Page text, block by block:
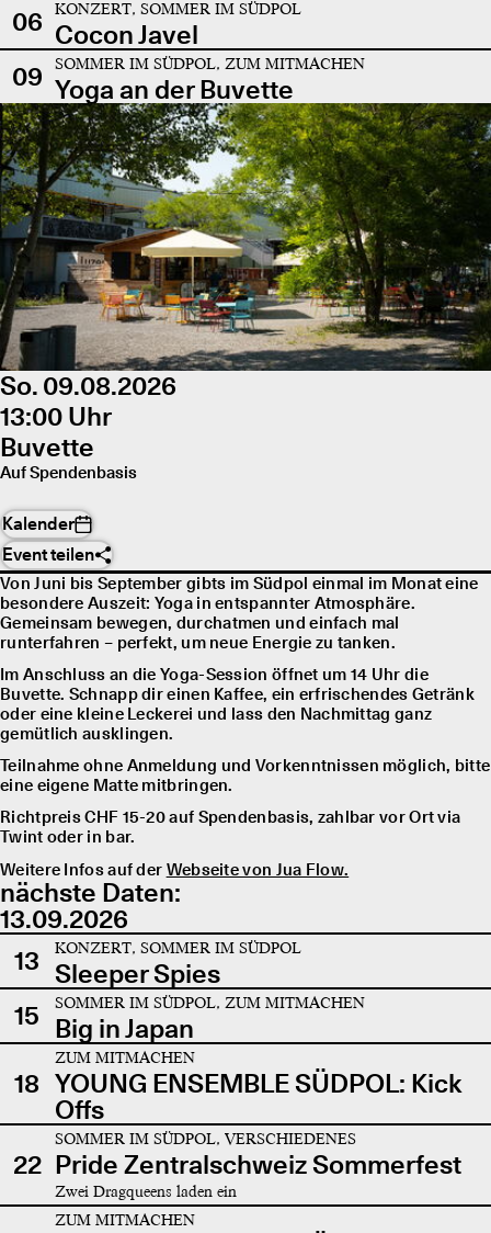
06 KONZERT, SOMMER IM SÜDPOL
Cocon Javel
09
SOMMER IM SÜDPOL, ZUM MITMACHEN
Yoga an der Buvette
So. 09.08.2026
13:00 Uhr
Buvette
Auf Spendenbasis
Kalender
Event teilen
Von Juni bis September gibts im Südpol einmal im Monat eine
besondere Auszeit: Yoga in entspannter Atmosphäre.
Gemeinsam bewegen, durchatmen und einfach mal
runterfahren – perfekt, um neue Energie zu tanken.
Im Anschluss an die Yoga-Session öffnet um 14 Uhr die
Buvette. Schnapp dir einen Kaffee, ein erfrischendes Getränk
oder eine kleine Leckerei und lass den Nachmittag ganz
gemütlich ausklingen.
Teilnahme ohne Anmeldung und Vorkenntnissen möglich, bitte
eine eigene Matte mitbringen.
Richtpreis CHF 15-20 auf Spendenbasis, zahlbar vor Ort via
Twint oder in bar.
Weitere Infos auf der Webseite von Jua Flow.
nächste Daten:
13.09.2026
13
KONZERT, SOMMER IM SÜDPOL
Sleeper Spies
15
SOMMER IM SÜDPOL, ZUM MITMACHEN
Big in Japan
18
ZUM MITMACHEN
YOUNG ENSEMBLE SÜDPOL: Kick
Offs
22
SOMMER IM SÜDPOL, VERSCHIEDENES
Pride Zentralschweiz Sommerfest
Zwei Dragqueens laden ein
ZUM MITMACHEN